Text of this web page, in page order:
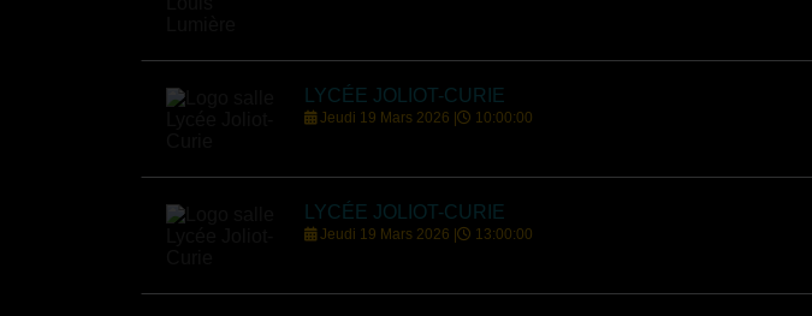
LYCÉE JOLIOT-CURIE
Jeudi 19 Mars 2026 | 10:00:00
LYCÉE JOLIOT-CURIE
Jeudi 19 Mars 2026 | 13:00:00